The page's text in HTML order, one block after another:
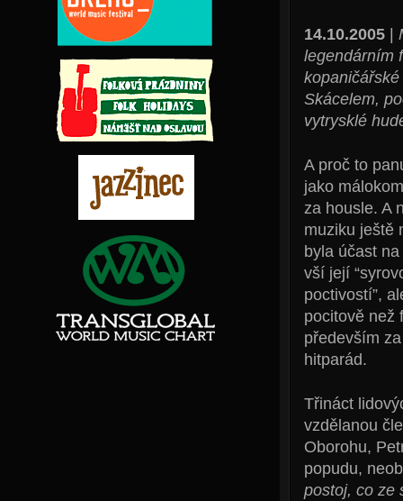
14.10.2005|
legendárním
Skácelem,
vytrysklé
A proč to
jako
za housle. A
muziku ještě
byla účast
vší její
poctivostí”,
pocitově než
především
hitparád.
Třináct
vzdělanou
Oborohu,
popudu,
postoj, co ze